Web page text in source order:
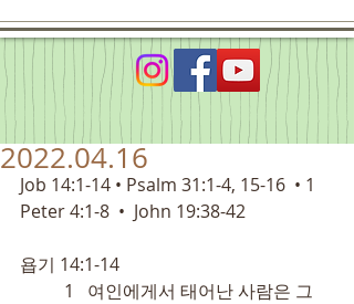
2022.04.16
Job 14:1-14 • Psalm 31:1-4, 15-16  • 1
Peter 4:1-8  • John 19:38-42
욥기 14:1-14
1   여인에게서 태어난 사람은 그